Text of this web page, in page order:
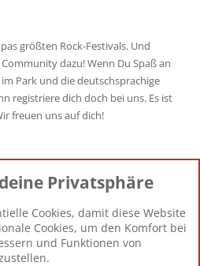
größten Rock-Festivals. Und
dazu! Wenn Du Spaß an
Park und die deutschsprachige
registriere dich doch bei uns. Es ist
freuen uns auf dich!
12.427
Berlin
Privatsphäre
Cookies, damit diese Website
Cookies, um den Komfort bei
und Funktionen von